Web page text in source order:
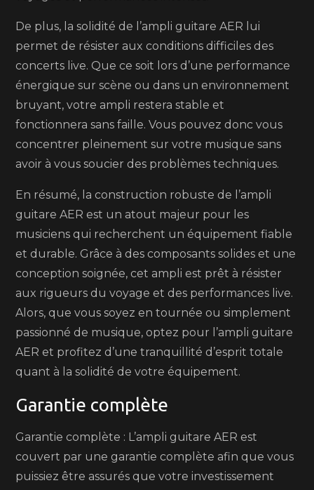
De plus, la solidité de l’ampli guitare AER lui
permet de résister aux conditions difficiles des
concerts live. Que ce soit lors d’une performance
énergique sur scène ou dans un environnement
bruyant, votre ampli restera stable et
fonctionnera sans faille. Vous pouvez donc vous
concentrer pleinement sur votre musique sans
avoir à vous soucier des problèmes techniques.
En résumé, la construction robuste de l’ampli
guitare AER est un atout majeur pour les
musiciens qui recherchent un équipement fiable
et durable. Grâce à des composants solides et une
conception soignée, cet ampli est prêt à résister
aux rigueurs du voyage et des performances live.
Alors, que vous soyez en tournée ou simplement
passionné de musique, optez pour l’ampli guitare
AER et profitez d’une tranquillité d’esprit totale
quant à la solidité de votre équipement.
Garantie complète
Garantie complète : L’ampli guitare AER est
couvert par une garantie complète afin que vous
puissiez être assurés que votre investissement